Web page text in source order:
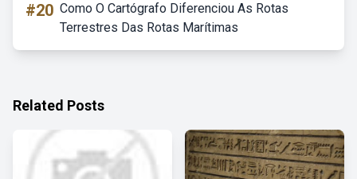
#20 Como O Cartógrafo Diferenciou As Rotas
Terrestres Das Rotas Marítimas
Related Posts